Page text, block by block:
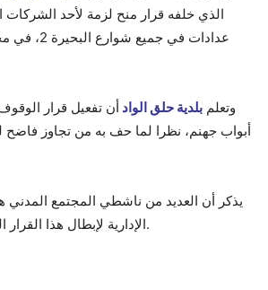
الذي خلفه قرار منح لزمة لأحد الشركات
عدادات في
وتعلم بلدية حلق الواد أن تفعيل قرار
أبواب جهنم، نظرا لما حف به من تجاوز فاضح
يذكر أن العديد من ناشطي المجتمع المدني
الإدارية لإبطال هذا القرار الجائر في صورة تفعيله.